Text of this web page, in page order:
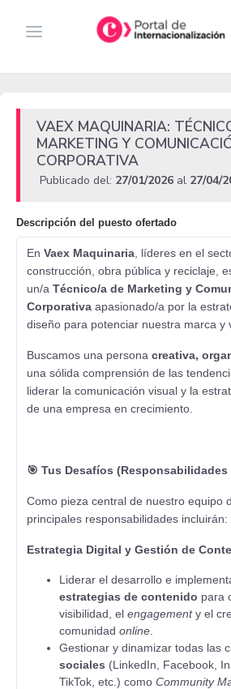
VAEX MAQUINARIA:
MARKETING Y
CORPORATIVA
Publicado del: 27/01/2026 al 27/04/
Descripción del puesto ofertado
En Vaex Maquinaria , líderes en el
construcción, obra pública y reciclaje,
un/a Técnico/a de Marketing y
Corporativa apasionado/a por la
diseño para potenciar nuestra marca y
Buscamos una persona creativa,
una sólida comprensión de las
liderar la comunicación visual y la
de una empresa en crecimiento.
🎯 Tus Desafíos (Responsabilidades
Como pieza central de nuestro equipo
principales responsabilidades incluirán:
Estrategia Digital y Gestión de
Liderar el desarrollo e
estrategias de contenido para
visibilidad, el engagementy el
comunidad online
Gestionar y dinamizar todas las
sociales (LinkedIn, Facebook,
TikTok, etc.) como Community